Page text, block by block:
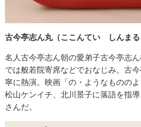
古今亭志ん丸（ここんてい しんまる
名人古今亭志ん朝の愛弟子古今亭志
では般若院寄席などでおなじみ。古
寧に熱演。映画「の・ようなものの
松山ケンイチ、北川景子に落語を指
さんだ。